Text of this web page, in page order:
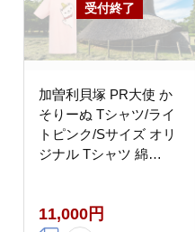
加曽利貝塚 PR大使 か
そりーぬ Tシャツ/ライ
トピンク/Sサイズ オリ
ジナル Tシャツ 綿
11,000円